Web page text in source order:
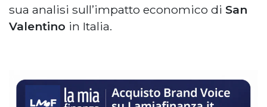
sua analisi sull’impatto economico di San
Valentino in Italia.